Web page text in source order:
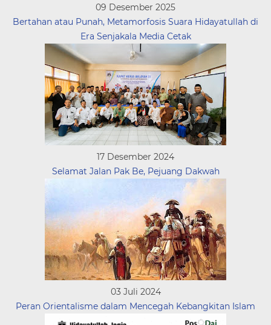
09 Desember 2025
Bertahan atau Punah, Metamorfosis Suara Hidayatullah di
Era Senjakala Media Cetak
17 Desember 2024
Selamat Jalan Pak Be, Pejuang Dakwah
03 Juli 2024
Peran Orientalisme dalam Mencegah Kebangkitan Islam